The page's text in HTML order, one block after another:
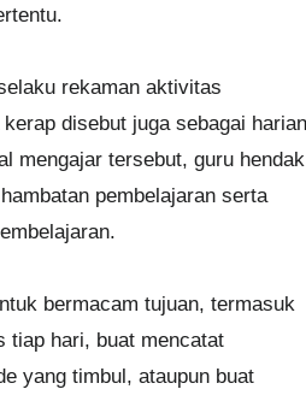
rekaman aktivitas
disebut juga sebagai harian
mengajar tersebut, guru hendak
pembelajaran serta
bermacam tujuan, termasuk
tiap hari, buat mencatat
yang timbul, ataupun buat